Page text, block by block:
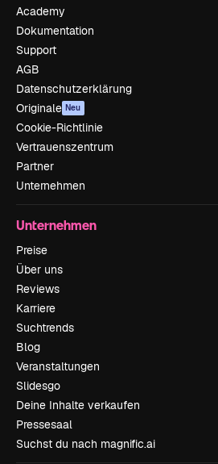
Academy
Dokumentation
Support
AGB
Datenschutzerklärung
Originale Neu
Cookie-Richtlinie
Vertrauenszentrum
Partner
Unternehmen
Unternehmen
Preise
Über uns
Reviews
Karriere
Suchtrends
Blog
Veranstaltungen
Slidesgo
Deine Inhalte verkaufen
Pressesaal
Suchst du nach magnific.ai